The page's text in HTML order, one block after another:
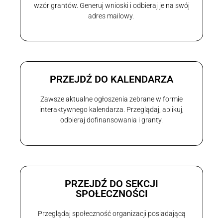
wzór grantów. Generuj wnioski i odbieraj je na swój
adres mailowy.
PRZEJDŹ DO KALENDARZA
Zawsze aktualne ogłoszenia zebrane w formie
interaktywnego kalendarza. Przeglądaj, aplikuj,
odbieraj dofinansowania i granty.
PRZEJDŹ DO SEKCJI
SPOŁECZNOŚCI
Przeglądaj społeczność organizacji posiadającą